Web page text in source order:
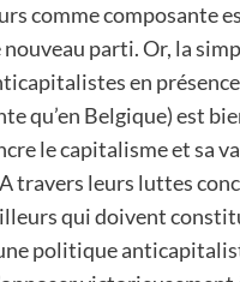
comme composante
nouveau parti. Or, la
en
qu’en Belgique) est
le capitalisme et sa
travers leurs luttes
qui doivent
politique